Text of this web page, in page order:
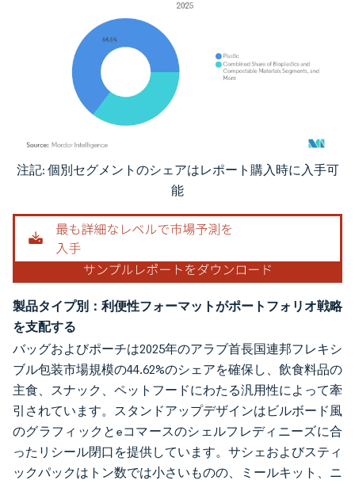
画像 © Mordor Intelligence。再利用にはCC BY 4.0の表示が必要です。
注記: 個別セグメントのシェアはレポート購入時に入手可
能
製品タイプ別：利便性フォーマットがポートフォリオ戦略
を支配する
バッグおよびポーチは2025年のアラブ首長国連邦フレキシ
ブル包装市場規模の44.62%のシェアを確保し、飲食料品の
主食、スナック、ペットフードにわたる汎用性によって牽
引されています。スタンドアップデザインはビルボード風
のグラフィックとeコマースのシェルフレディニーズに合
ったリシール閉口を提供しています。サシェおよびスティ
ックパックはトン数では小さいものの、ミールキット、ニ